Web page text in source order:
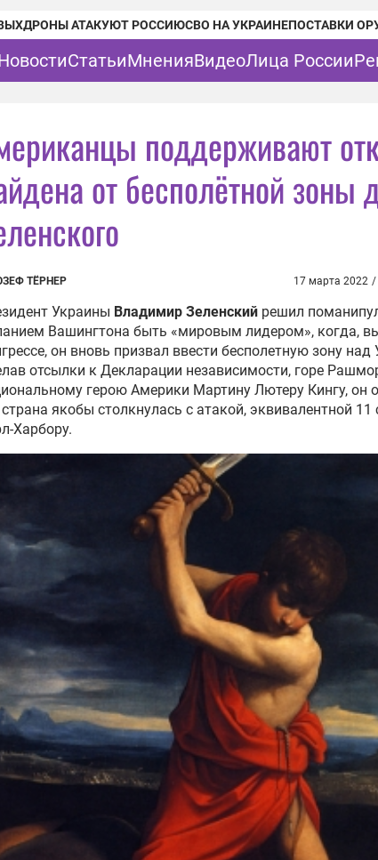
ДРОНЫ АТАКУЮТ РОССИЮСВО НА УКРАИНЕПОСТАВКИ
СтатьиМненияВидеоЛица России
поддерживают
от бесполётной зоны
ТЁРНЕР 17 марта 2022 /
Украины Владимир Зеленский решил
Вашингтона быть «мировым лидером», когда,
он вновь призвал ввести бесполетную зону над
отсылки к Декларации независимости, горе
герою Америки Мартину Лютеру Кингу, он
страна якобы столкнулась с атакой, эквивалентной 11
Харбору.